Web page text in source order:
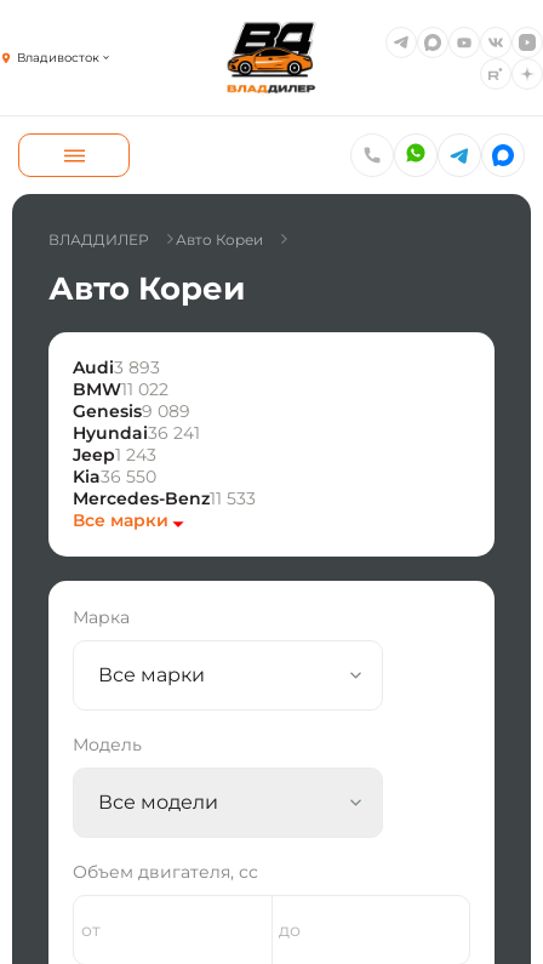
Владивосток
ВЛАДДИЛЕР Авто Кореи
Авто Кореи
Audi3 893
BMW11 022
Genesis9 089
Hyundai36 241
Jeep1 243
Kia36 550
Mercedes-Benz11 533
Все марки
Марка
Все марки
Модель
Все модели
Объем двигателя, сс